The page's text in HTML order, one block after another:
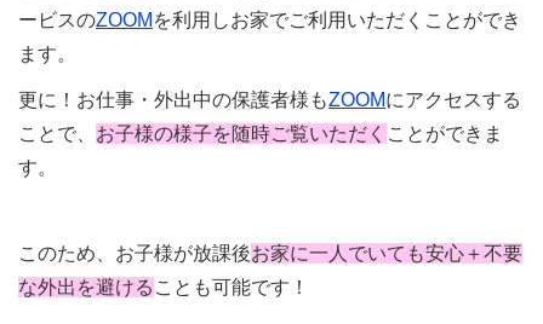
ービスのZOOM を利用しお家でご利用いただくことができ
ます。
更に！お仕事・外出中の保護者様もZOOMにアクセスする
ことで、 お子様の様子を随時ご覧いただく ことができま
す。
このため、お子様が放課後お家に一人でいても安心＋不要
な外出を避ける ことも可能です！